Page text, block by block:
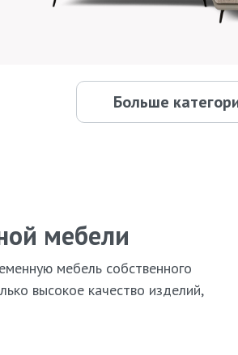
Больше
мебели
мебель собственного
высокое качество изделий,